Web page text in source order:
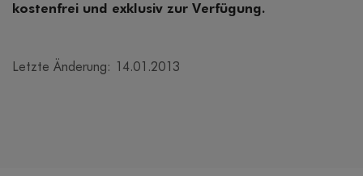
kostenfrei und exklusiv zur Verfügung.
Letzte Änderung: 14.01.2013